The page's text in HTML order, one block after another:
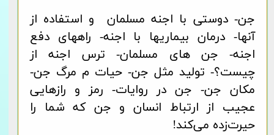
جن- دوستی با اجنه مسلمان و استفاده از
آنها- درمان بیماریها با اجنه- راههای دفع
اجنه- جن های مسلمان- ترس اجنه از
چیست؟- تولید مثل جن- حیات م مرگ جن-
مکان جن- جن در روایات- رمز و رازهایی
عجیب از ارتباط انسان و جن که شما را
حیرت‌زده می‌کند!